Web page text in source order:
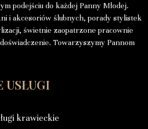
podejściu do każdej Panny Młodej.
i akcesoriów ślubnych, porady stylistek
świetnie zaopatrzone pracownie
Towarzyszymy Pannom
USŁUGI
krawieckie